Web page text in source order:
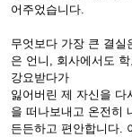
어주었습니다.
무엇보다 가장 큰 결실
은 언니, 회사에서도
강요받다가
잃어버린 제 자신을 다
을 떠나보내고 온전히
든든하고 편안합니다.